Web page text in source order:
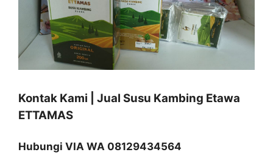
Kontak Kami | Jual Susu Kambing Etawa
ETTAMAS
Hubungi VIA WA 08129434564